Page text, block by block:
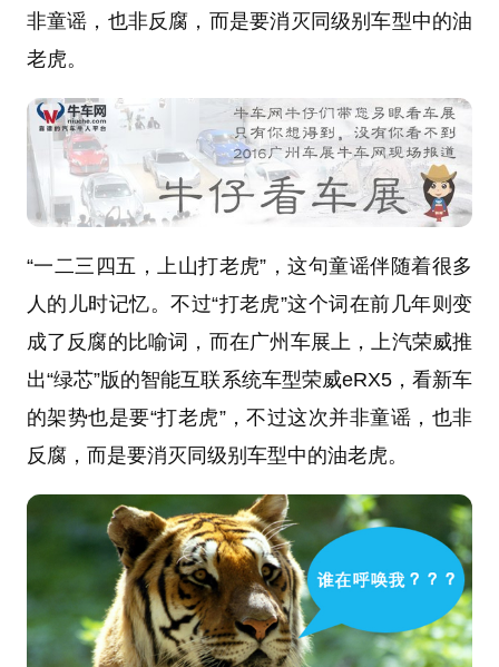
非童谣，也非反腐，而是要消灭同级别车型中的油
老虎。
“一二三四五，上山打老虎”，这句童谣伴随着很多
人的儿时记忆。不过“打老虎”这个词在前几年则变
成了反腐的比喻词，而在广州车展上，上汽荣威推
出“绿芯”版的智能互联系统车型荣威eRX5，看新车
的架势也是要“打老虎”，不过这次并非童谣，也非
反腐，而是要消灭同级别车型中的油老虎。